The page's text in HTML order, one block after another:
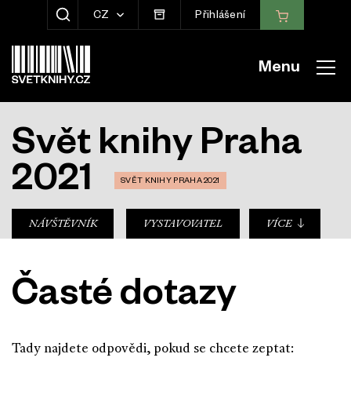
ZOBRAZIT HLEDÁNÍ
CZ Přihlášení
Menu
Svět knihy Praha
2021
SVĚT KNIHY PRAHA 2021
sub-nav
NÁVŠTĚVNÍK VYSTAVOVATEL VÍCE
Časté dotazy
Tady najdete odpovědi, pokud se chcete zeptat: